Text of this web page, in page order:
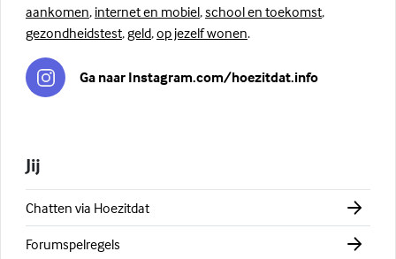
aankomen, internet en mobiel,school en toekomst,
gezondheidstest, geld,op jezelf wonen.
Ga naar Instagram.com/hoezitdat.info
Jij
Chatten via Hoezitdat
Forumspelregels